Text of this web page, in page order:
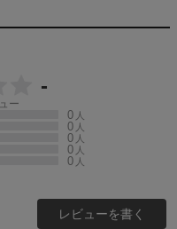
-
ー
0 人
0 人
0 人
0 人
0 人
レビューを書く